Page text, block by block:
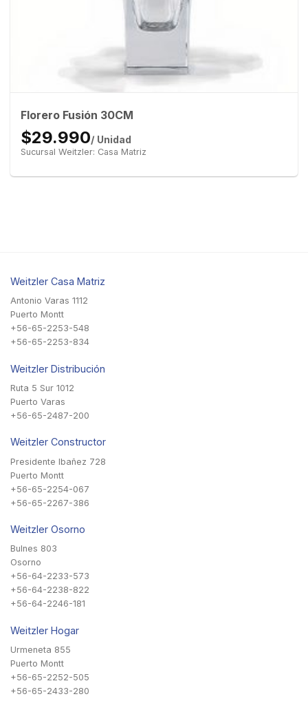
Florero Fusión 30CM
$29.990/ Unidad
Sucursal Weitzler: Casa Matriz
Weitzler Casa Matriz
Antonio Varas 1112
Puerto Montt
+56-65-2253-548
+56-65-2253-834
Weitzler Distribución
Ruta 5 Sur 1012
Puerto Varas
+56-65-2487-200
Weitzler Constructor
Presidente Ibañez 728
Puerto Montt
+56-65-2254-067
+56-65-2267-386
Weitzler Osorno
Bulnes 803
Osorno
+56-64-2233-573
+56-64-2238-822
+56-64-2246-181
Weitzler Hogar
Urmeneta 855
Puerto Montt
+56-65-2252-505
+56-65-2433-280